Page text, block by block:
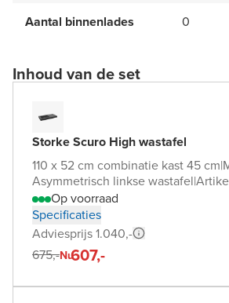
Aantal binnenlades 0
Inhoud van de set
Storke Scuro High wastafel
110 x 52 cm combinatie kast 45 cm|
Asymmetrisch linkse wastafel|
Op voorraad
Specificaties
Adviesprijs 1.040,-
675,-Nu607,-